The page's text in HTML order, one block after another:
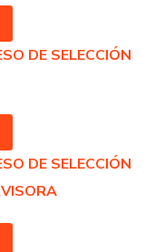
DE SELECCIÓN
DE SELECCIÓN